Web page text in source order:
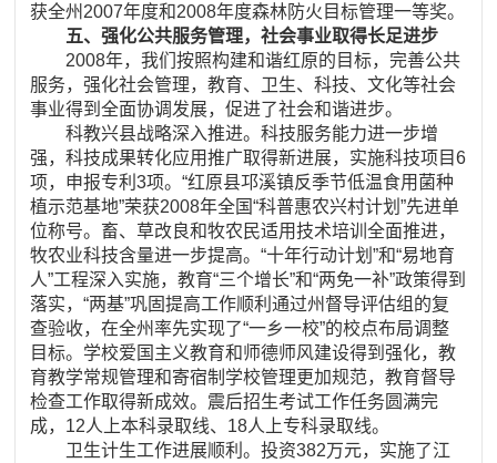
获全州2007年度和2008年度森林防火目标管理一等奖。
五、强化公共服务管理，社会事业取得长足进步
2008年，我们按照构建和谐红原的目标，完善公共
服务，强化社会管理，教育、卫生、科技、文化等社会
事业得到全面协调发展，促进了社会和谐进步。
科教兴县战略深入推进。科技服务能力进一步增
强，科技成果转化应用推广取得新进展，实施科技项目6
项，申报专利3项。“红原县邛溪镇反季节低温食用菌种
植示范基地”荣获2008年全国“科普惠农兴村计划”先进单
位称号。畜、草改良和牧农民适用技术培训全面推进，
牧农业科技含量进一步提高。“十年行动计划”和“易地育
人”工程深入实施，教育“三个增长”和“两免一补”政策得到
落实，“两基”巩固提高工作顺利通过州督导评估组的复
查验收，在全州率先实现了“一乡一校”的校点布局调整
目标。学校爱国主义教育和师德师风建设得到强化，教
育教学常规管理和寄宿制学校管理更加规范，教育督导
检查工作取得新成效。震后招生考试工作任务圆满完
成，12人上本科录取线、18人上专科录取线。
卫生计生工作进展顺利。投资382万元，实施了江